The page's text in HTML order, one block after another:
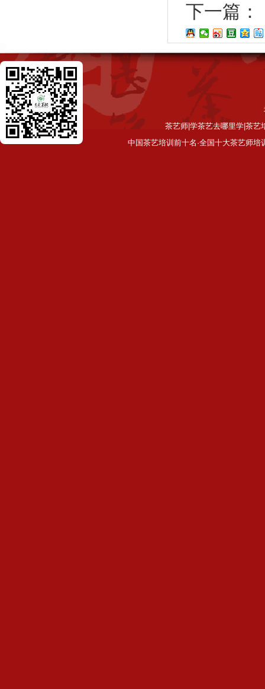
下一篇：
茶艺师|学茶艺去哪里学|茶艺
中国茶艺培训前十名·全国十大茶艺师培